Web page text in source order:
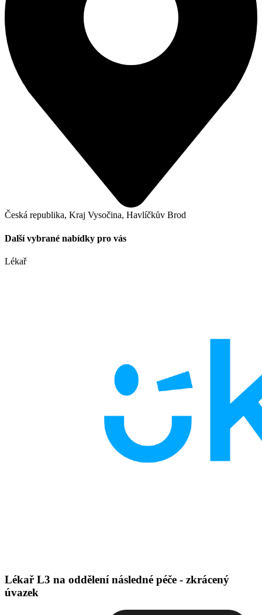
Česká republika, Kraj Vysočina, Havlíčkův Brod
Další vybrané nabídky pro vás
Lékař
Lékař L3 na oddělení následné péče - zkrácený
úvazek